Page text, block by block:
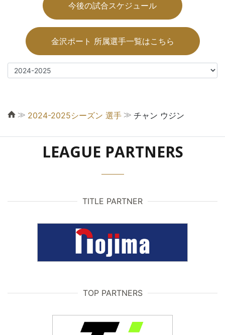
今後の試合スケジュール
金沢ポート 所属選手一覧はこちら
≫ 2024-2025シーズン 選手 ≫ チャン ウジン
LEAGUE PARTNERS
TITLE PARTNER
TOP PARTNERS